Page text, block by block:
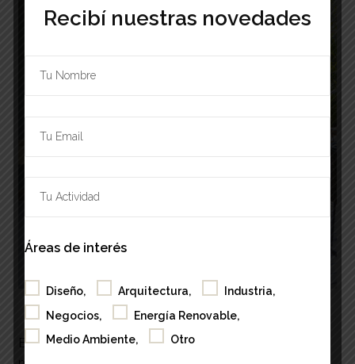
Nueva Línea Evolution, reconocida con el Sello Buen Diseño
En el caso de las ventanas, cuando garantizan la
Recibí nuestras novedades
Áreas de interés
Diseño, Arquitectura,
Industria,
Negocios,
Energía Renovable,
Medio Ambiente,
Otro